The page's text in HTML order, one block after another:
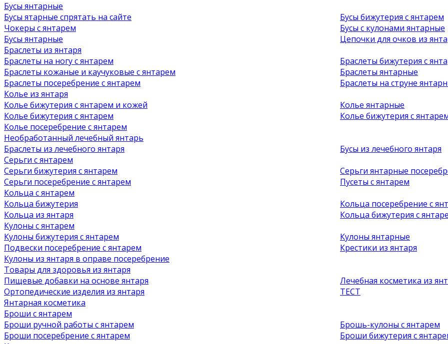
Бусы янтарные
Бусы ятарные спрятать на сайте
Чокеры с янтарем
Бусы янтарные
Бусы бижутерия с янтарем
Бусы с кулонами янтарные
Цепочки для очков из
Браслеты из янтаря
Браслеты на ногу с янтарем
Браслеты кожаные и каучуковые с янтарем
Браслеты посеребрение с янтарем
Браслеты бижутерия с
Браслеты янтарные
Браслеты на струне
Колье из янтаря
Колье бижутерия с янтарем и кожей
Колье бижутерия с янтарем
Колье посеребрение с янтарем
Колье янтарные
Колье бижутерия с
Необработанный лечебный янтарь
Браслеты из лечебного янтаря
Бусы из лечебного янтаря
Серьги с янтарем
Серьги бижутерия с янтарем
Серьги посеребрение с янтарем
Серьги янтарные
Пусеты с янтарем
Кольца с янтарем
Кольца бижутерия
Кольца из янтаря
Кольца посеребрение с
Кольца бижутерия с
Кулоны с янтарем
Кулоны бижутерия с янтарем
Подвески посеребрение с янтарем
Кулоны из янтаря в оправе посеребрение
Кулоны янтарные
Крестики из янтаря
Товары для здоровья из янтаря
Пищевые добавки на основе янтаря
Ортопедические изделия из янтаря
Янтарная косметика
Лечебная косметика из
ТЕСТ
Броши с янтарем
Броши ручной работы с янтарем
Броши посеребрение с янтарем
Брошь-кулоны с янтарем
Броши бижутерия с